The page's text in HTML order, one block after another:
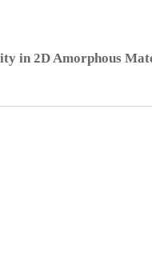
in 2D Amorphous